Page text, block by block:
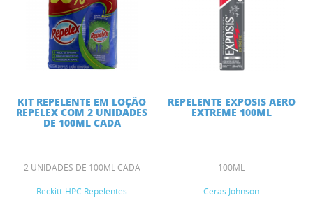
KIT REPELENTE EM LOÇÃO
REPELEX COM 2 UNIDADES
DE 100ML CADA
2 UNIDADES DE 100ML CADA
Reckitt-HPC Repelentes
REPELENTE EXPOSIS AERO
EXTREME 100ML
100ML
Ceras Johnson